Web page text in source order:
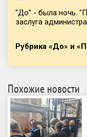
"До" - была ночь.
заслуга
Рубрика «До» и
Похожие новости